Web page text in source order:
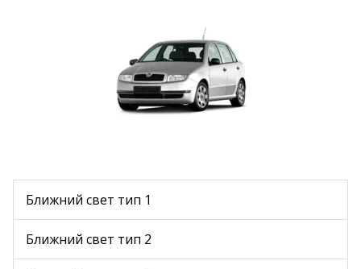
Ближний свет тип 1
Ближний свет тип 2